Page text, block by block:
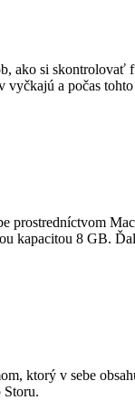
ako si skontrolovať
a počas tohto
prostredníctvom
kapacitou 8 GB.
ktorý v sebe